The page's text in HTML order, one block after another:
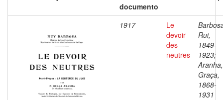
documento
1917
Le
devoir
des
neutres
Rui,
1849-
1923;
Aranha,
Graça,
1868-
1931